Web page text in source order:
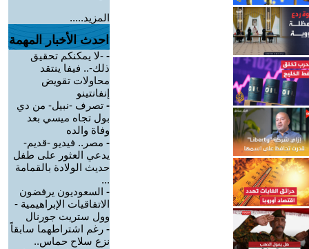
المزيد.....
احدث الأخبار المهمة
- -لا يمكنكم تحقيق
ذلك-.. فيفا ينتقد
محاولات تقويض
إنفانتينو
- تصرف -نبيل- من دي
بول تجاه ميسي بعد
وفاة والده
- مصر.. فيديو -قديم-
يدعي العثور على طفل
حديث الولادة بالقمامة
...
- السعوديون يرفضون
الاتفاقيات الإبراهيمية -
وول ستريت جورنال
- رغم اشتراطهما سابقاً
نزع سلاح حماس..